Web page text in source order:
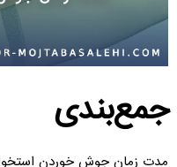
جمع‌بندی
مدت زمان جوش خوردن